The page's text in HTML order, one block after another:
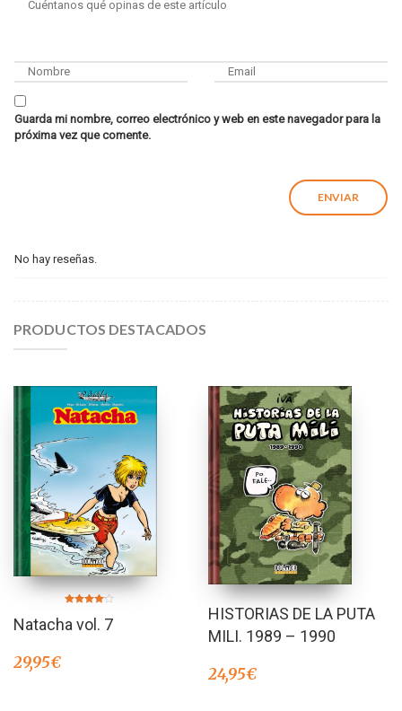
Guarda mi nombre, correo electrónico y web en este navegador para la
próxima vez que comente.
No hay reseñas.
PRODUCTOS DESTACADOS
en
4.00
Natacha vol. 7
29,95€
HISTORIAS DE LA PUTA
MILI. 1989 – 1990
24,95€